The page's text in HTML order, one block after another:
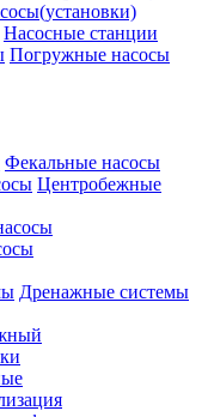
Насосные станции
Погружные насосы
Фекальные насосы
Центробежные
Дренажные системы